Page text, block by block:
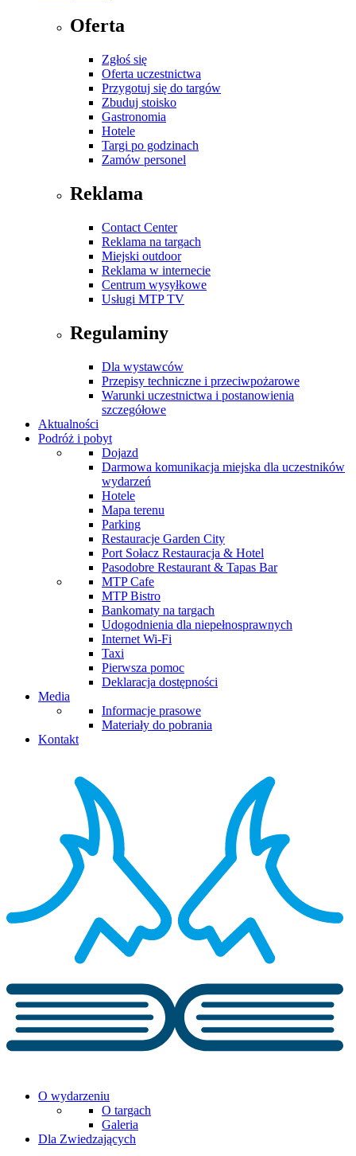
Oferta
Zgłoś się
Oferta uczestnictwa
Przygotuj się do targów
Zbuduj stoisko
Gastronomia
Hotele
Targi po godzinach
Zamów personel
Reklama
Contact Center
Reklama na targach
Miejski outdoor
Reklama w internecie
Centrum wysyłkowe
Usługi MTP TV
Regulaminy
Dla wystawców
Przepisy techniczne i przeciwpożarowe
Warunki uczestnictwa i postanowienia
szczegółowe
Aktualności
Podróż i pobyt
Dojazd
Darmowa komunikacja miejska dla uczestników
wydarzeń
Hotele
Mapa terenu
Parking
Restauracje Garden City
Port Sołacz Restauracja & Hotel
Pasodobre Restaurant & Tapas Bar
MTP Cafe
MTP Bistro
Bankomaty na targach
Udogodnienia dla niepełnosprawnych
Internet Wi-Fi
Taxi
Pierwsza pomoc
Deklaracja dostępności
Media
Informacje prasowe
Materiały do pobrania
Kontakt
O wydarzeniu
O targach
Galeria
Dla Zwiedzających